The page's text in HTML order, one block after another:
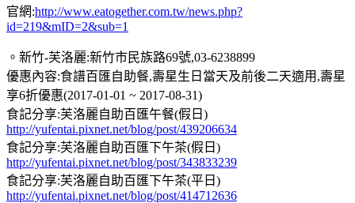
官網:http://www.eatogether.com.tw/news.php?
id=219&mID=2&sub=1
。新竹-芙洛麗:新竹市民族路69號,03-6238899
優惠內容:食譜百匯自助餐,壽星生日當天及前後二天適用,壽星
享6折優惠(2017-01-01 ~ 2017-08-31)
食記分享:芙洛麗自助百匯午餐(假日)
http://yufentai.pixnet.net/blog/post/439206634
食記分享:芙洛麗自助百匯下午茶(假日)
http://yufentai.pixnet.net/blog/post/343833239
食記分享:芙洛麗自助百匯下午茶(平日)
http://yufentai.pixnet.net/blog/post/414712636